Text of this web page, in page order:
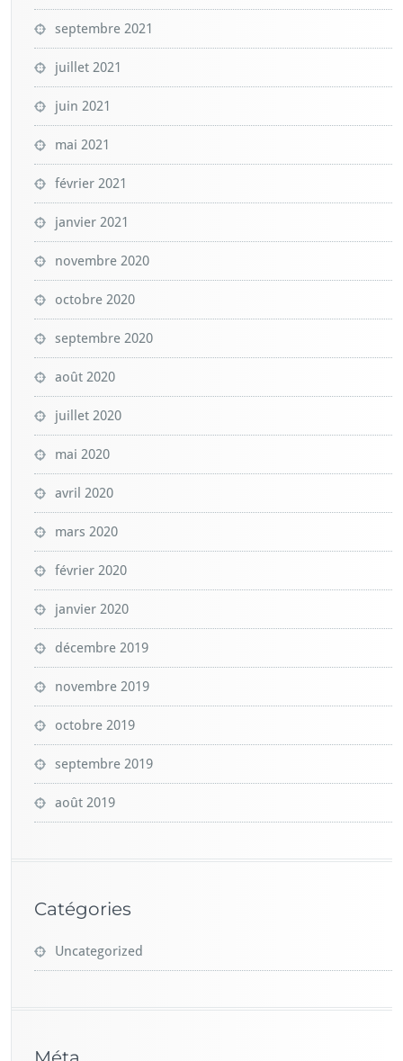
septembre 2021
juillet 2021
juin 2021
mai 2021
février 2021
janvier 2021
novembre 2020
octobre 2020
septembre 2020
août 2020
juillet 2020
mai 2020
avril 2020
mars 2020
février 2020
janvier 2020
décembre 2019
novembre 2019
octobre 2019
septembre 2019
août 2019
Catégories
Uncategorized